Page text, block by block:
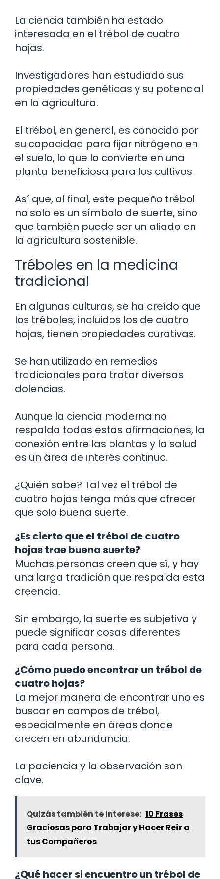
La ciencia también ha estado
interesada en el trébol de cuatro
hojas.
Investigadores han estudiado sus
propiedades genéticas y su potencial
en la agricultura.
El trébol, en general, es conocido por
su capacidad para fijar nitrógeno en
el suelo, lo que lo convierte en una
planta beneficiosa para los cultivos.
Así que, al final, este pequeño trébol
no solo es un símbolo de suerte, sino
que también puede ser un aliado en
la agricultura sostenible.
Tréboles en la medicina
tradicional
En algunas culturas, se ha creído que
los tréboles, incluidos los de cuatro
hojas, tienen propiedades curativas.
Se han utilizado en remedios
tradicionales para tratar diversas
dolencias.
Aunque la ciencia moderna no
respalda todas estas afirmaciones, la
conexión entre las plantas y la salud
es un área de interés continuo.
¿Quién sabe? Tal vez el trébol de
cuatro hojas tenga más que ofrecer
que solo buena suerte.
¿Es cierto que el trébol de cuatro
hojas trae buena suerte?
Muchas personas creen que sí, y hay
una larga tradición que respalda esta
creencia.
Sin embargo, la suerte es subjetiva y
puede significar cosas diferentes
para cada persona.
¿Cómo puedo encontrar un trébol de
cuatro hojas?
La mejor manera de encontrar uno es
buscar en campos de trébol,
especialmente en áreas donde
crecen en abundancia.
La paciencia y la observación son
clave.
Quizás también te interese: 10 Frases
Graciosas para Trabajar y Hacer Reír a
tus Compañeros
¿Qué hacer si encuentro un trébol de